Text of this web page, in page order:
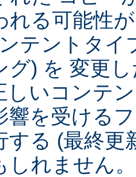
れる可能性
テントタイ
グ) を 変更
しいコンテ
響を受ける
する (最終更
れません。